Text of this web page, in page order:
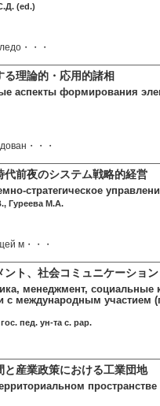
(ed.)
・・・
理論的・応用的諸相
аспекты формирования
・・・
前夜のシステム戦略的経営
стратегическое
Гуреева М.А.
м・・・
ト、社会コミュニケーシ
менеджмент,
с международным участием
пед. ун-та c. pap.
産業政策における工業団地